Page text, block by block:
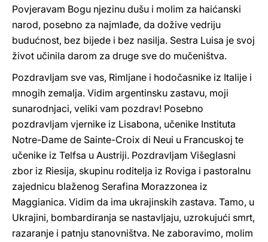
Povjeravam Bogu njezinu dušu i molim za haićanski
narod, posebno za najmlađe, da dožive vedriju
budućnost, bez bijede i bez nasilja. Sestra Luisa je svoj
život učinila darom za druge sve do mučeništva.
Pozdravljam sve vas, Rimljane i hodočasnike iz Italije i
mnogih zemalja. Vidim argentinsku zastavu, moji
sunarodnjaci, veliki vam pozdrav! Posebno
pozdravljam vjernike iz Lisabona, učenike Instituta
Notre-Dame de Sainte-Croix di Neui u Francuskoj te
učenike iz Telfsa u Austriji. Pozdravljam Višeglasni
zbor iz Riesija, skupinu roditelja iz Roviga i pastoralnu
zajednicu blaženog Serafina Morazzonea iz
Maggianica. Vidim da ima ukrajinskih zastava. Tamo, u
Ukrajini, bombardiranja se nastavljaju, uzrokujući smrt,
razaranje i patnju stanovništva. Ne zaboravimo, molim